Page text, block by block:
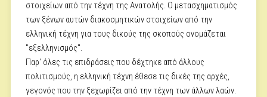
στοιχείων από την τέχνη της Ανατολής. Ο μετασχηματισμός
των ξένων αυτών διακοσμητικών στοιχείων από την
ελληνική τέχνη για τους δικούς της σκοπούς ονομάζεται
"εξελληνισμός".
Παρ' όλες τις επιδράσεις που δέχτηκε από άλλους
πολιτισμούς, η ελληνική τέχνη έθεσε τις δικές της αρχές,
γεγονός που την ξεχωρίζει από την τέχνη των άλλων λαών.